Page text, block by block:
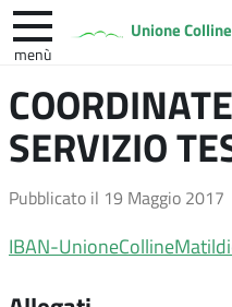
Unione
menù
nel
sito
Albinea Quattro
SERVIZIO
Pubblicato il 19 Maggio 2017
IBAN-